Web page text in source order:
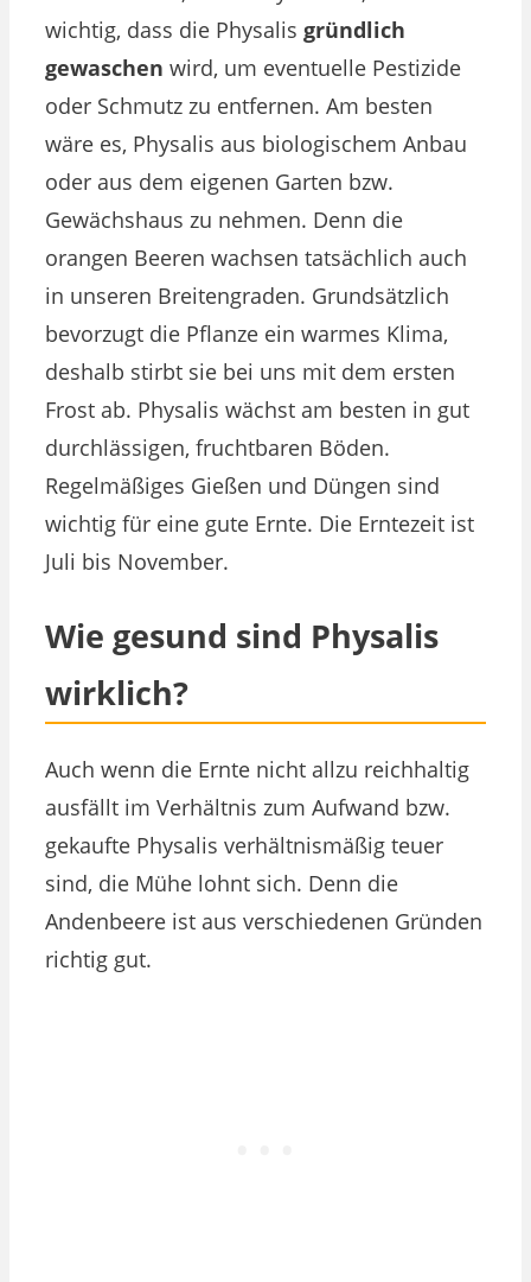
wichtig, dass die Physalis gründlich
gewaschen wird, um eventuelle Pestizide
oder Schmutz zu entfernen. Am besten
wäre es, Physalis aus biologischem Anbau
oder aus dem eigenen Garten bzw.
Gewächshaus zu nehmen. Denn die
orangen Beeren wachsen tatsächlich auch
in unseren Breitengraden. Grundsätzlich
bevorzugt die Pflanze ein warmes Klima,
deshalb stirbt sie bei uns mit dem ersten
Frost ab. Physalis wächst am besten in gut
durchlässigen, fruchtbaren Böden.
Regelmäßiges Gießen und Düngen sind
wichtig für eine gute Ernte. Die Erntezeit ist
Juli bis November.
Wie gesund sind Physalis
wirklich?
Auch wenn die Ernte nicht allzu reichhaltig
ausfällt im Verhältnis zum Aufwand bzw.
gekaufte Physalis verhältnismäßig teuer
sind, die Mühe lohnt sich. Denn die
Andenbeere ist aus verschiedenen Gründen
richtig gut.